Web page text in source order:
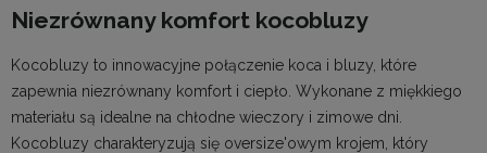
Niezrównany komfort kocobluzy
Kocobluzy to innowacyjne połączenie koca i bluzy, które
zapewnia niezrównany komfort i ciepło. Wykonane z miękkiego
materiału są idealne na chłodne wieczory i zimowe dni.
Kocobluzy charakteryzują się oversize'owym krojem, który